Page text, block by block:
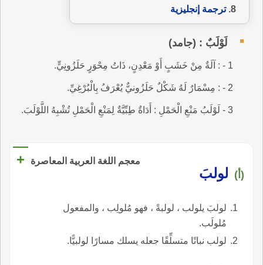
ترجمة إنجليزية
لَوْلَبٌ : (جامد)
1 - : آلَةٌ مِنْ خَشَبٍ أَوْ مَعْدِنٍ، ذَاتُ مِحْوَرٍ حَلَزُونِيٍّ.
2 - : مِسْمَارٌ لَهُ شَكْلٌ حَلَزُونيٌّ يُعْرَفُ بِالْبُرْغِيِّ.
3 - لَوْلَبُ مَنْعِ الْحَمْلِ : أَدَاةٌ طِبِّيَّةٌ لِمَنْعِ الْحَمْلِ تُشْبِهُ اللَّوْلَبَ.
معجم اللغة العربية المعاصرة +
(أ) لولبَ
لولبَ يلولب ، لولبةً ، فهو مُلولِب ، والمفعول
مُلولَب.
لولب نباتًا متسلِّقًا جعله يسلك مسارًا لولبيًّا.